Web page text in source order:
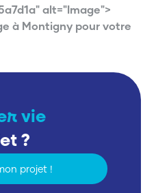
vie
?
projet !
alt="Image">
à Montigny pour votre